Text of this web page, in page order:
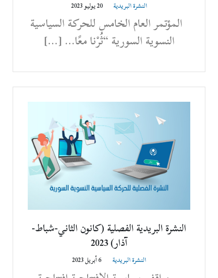
النشرة البريدية 20 يوليو 2023
المؤتمر العام الخامس للحركة السياسية
النسوية السورية “ثُرْنا معًا… […]
النشرة البريدية الفصلية (كانون الثاني-شباط-
آذار) 2023
النشرة البريدية